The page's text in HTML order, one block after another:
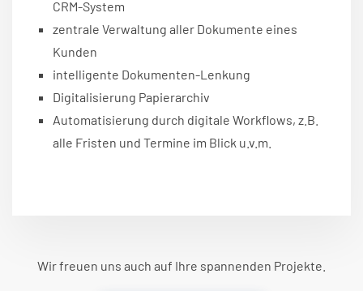
CRM-System
zentrale Verwaltung aller Dokumente eines
Kunden
intelligente Dokumenten-Lenkung
Digitalisierung Papierarchiv
Automatisierung durch digitale Workflows, z.B.
alle Fristen und Termine im Blick u.v.m.
Wir freuen uns auch auf Ihre spannenden Projekte.